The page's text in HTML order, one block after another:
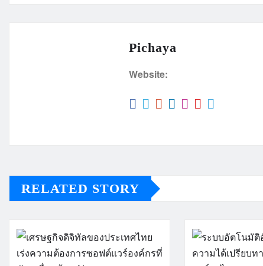
Pichaya
Website:
RELATED STORY